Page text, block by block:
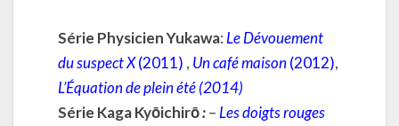
Série Physicien Yukawa: Le Dévouement
du suspect X(2011) , Un café maison(2012),
L’Équation de plein été(2014)
Série Kaga Kyōichirō:– Les doigts rouges